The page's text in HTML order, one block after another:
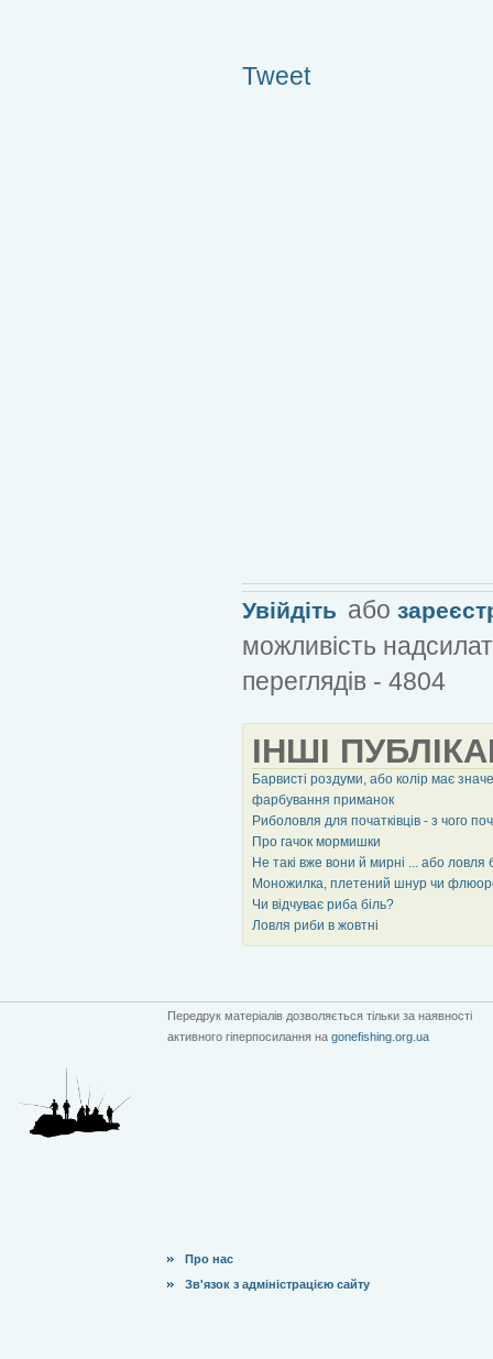
Tweet
Увійдіть або
можливість
переглядів - 4804
ІНШІ
Барвисті роздуми, або колір має
фарбування приманок
Риболовля для початківців - з чого
Про гачок мормишки
Не такі вже вони й мирні ... або ловля
Моножилка, плетений шнур чи
Чи відчуває риба біль?
Ловля риби в жовтні
Передрук матеріалів дозволяється тільки за наявності
активного гіперпосилання на gonefishing.org.ua
Про нас
Зв'язок з адміністрацією сайту